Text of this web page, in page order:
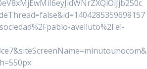
avelluto%2Fel-